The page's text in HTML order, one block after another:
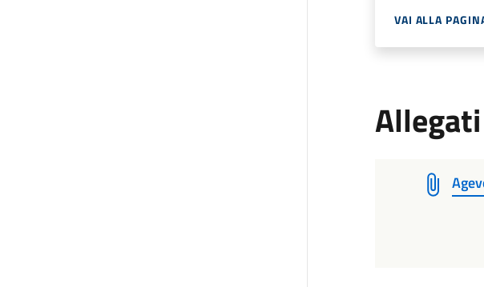
VAI ALLA
Allegati